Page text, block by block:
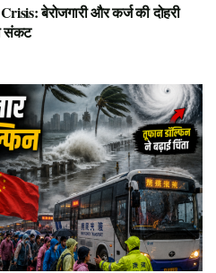
बेरोजगारी और कर्ज की दोहरी
संकट